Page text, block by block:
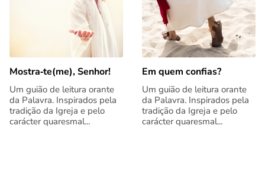
Mostra‑te(me), Senhor!
Um guião de leitura orante
da Palavra. Inspirados pela
tradição da Igreja e pelo
carácter quaresmal...
Em quem confias?
Um guião de leitura orante
da Palavra. Inspirados pela
tradição da Igreja e pelo
carácter quaresmal...